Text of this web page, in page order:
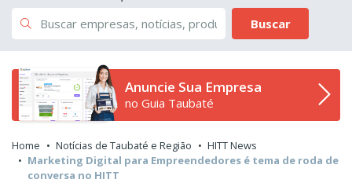
Buscar
Anuncie Sua Empresa
no Guia Taubaté
Home Notícias de Taubaté e Região
HITT News
Marketing Digital para Empreendedores é tema de roda de
conversa no HITT